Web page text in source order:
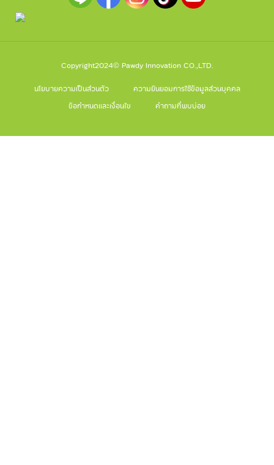
Copyright2024© Pawdy Innovation CO.,LTD.
นโยบายความเป็นส่วนตัว ความยินยอมการใช้ข้อมูลส่วนบุคคล
ข้อกำหนดและเงื่อนไข คำถามที่พบบ่อย